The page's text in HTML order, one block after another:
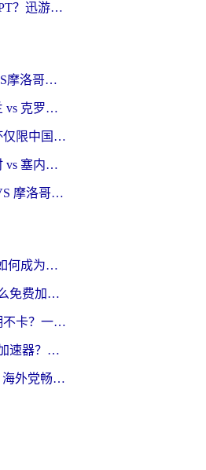
海外玩国内手游卡成PPT？迅游和奇游手游哪个好？一篇讲透回国加速器怎么选
在国外看世界杯法国VS摩洛哥地区限制？这篇指南让你流畅看中文解说无压力
在国外看世界杯英格兰 vs 克罗地亚当前地区不可播放？这篇指南帮你搞定所有海外观赛难题
在海外看央视频世界杯仅限中国大陆？这篇指南帮你解锁中文解说+无卡顿直播
在海外看世界杯比利时 vs 塞内加尔仅限中国大陆？我找到了最流畅的中文解说之路
在国外看世界杯法国 VS 摩洛哥仅限中国大陆？海外党这样看中文解说赛事不卡顿
在澳洲，BanG加速器如何成为你国服游戏的“时光机”？
玩崩坏学园2海外用什么免费加速器好？2026海外党亲测国服游戏加速指南
国外如何玩新笑傲江湖不卡？一份给海外游子的终极网络指南
在南非玩刀塔2用什么加速器？一份给海外游子的终极生存指南
Dive用什么加速器好？海外党畅玩国服游戏的终极避坑指南